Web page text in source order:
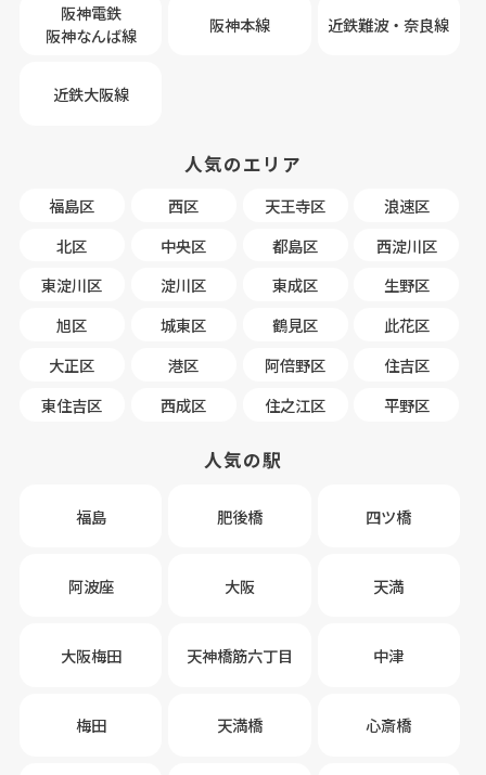
阪神電鉄
阪神なんば線
阪神本線 近鉄難波・奈良線
近鉄大阪線
人気のエリア
福島区 西区 天王寺区
浪速区
北区
中央区 都島区
西淀川区
東淀川区
淀川区 東成区
生野区
旭区
城東区 鶴見区
此花区
大正区
港区 阿倍野区
住吉区
東住吉区
西成区 住之江区 平野区
人気の駅
福島 肥後橋 四ツ橋
阿波座 大阪 天満
大阪梅田 天神橋筋六丁目 中津
梅田 天満橋 心斎橋